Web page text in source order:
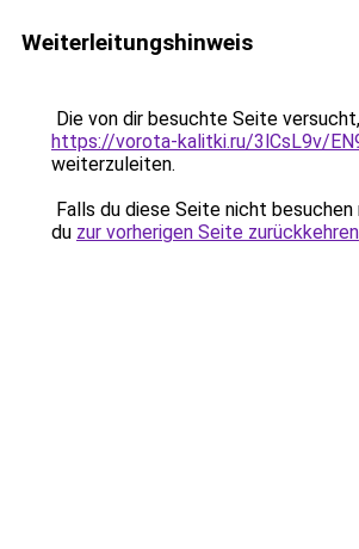
Weiterleitungshinweis
Die von dir besuchte Seite
https://vorota-kalitki.ru/3lCsL9v/
weiterzuleiten.
Falls du diese Seite nicht
du zur vorherigen Seite zurückkehren